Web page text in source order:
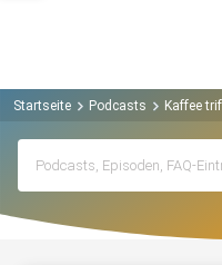
Startseite Podcasts Kaffee